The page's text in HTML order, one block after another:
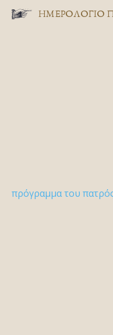
ΗΜΕΡΟΛΟΓΙΟ
πρόγραμμα του